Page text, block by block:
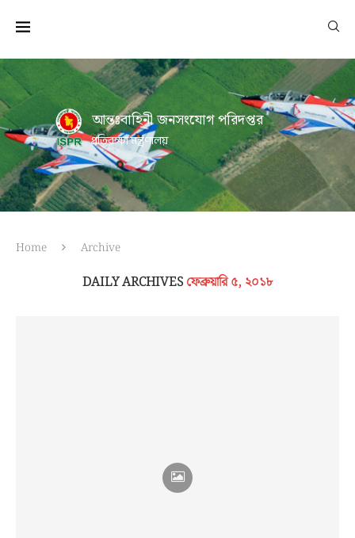
আন্তঃবাহিনী জনসংযোগ পরিদপ্তর
প্রতিরক্ষা মন্ত্রণালয়
Home Archive
DAILY ARCHIVES ফেব্রুয়ারি ৫, ২০১৮